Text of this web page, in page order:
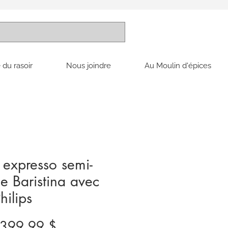
rasoir Nous joindre Au Moulin d'épices
semi-
Baristina avec